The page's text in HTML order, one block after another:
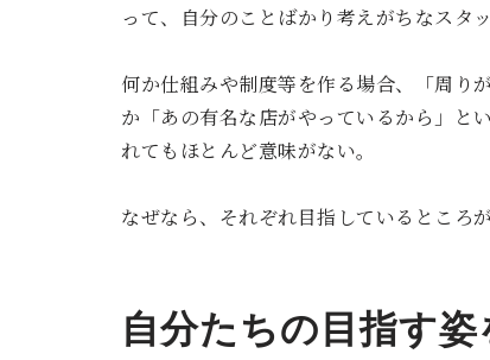
って、自分のことばかり考えがちなスタ
何か仕組みや制度等を作る場合、「周り
か「あの有名な店がやっているから」と
れてもほとんど意味がない。
なぜなら、それぞれ目指しているところが
自分たちの目指す